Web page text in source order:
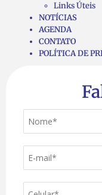
Links Úteis
NOTÍCIAS
AGENDA
CONTATO
POLÍTICA DE